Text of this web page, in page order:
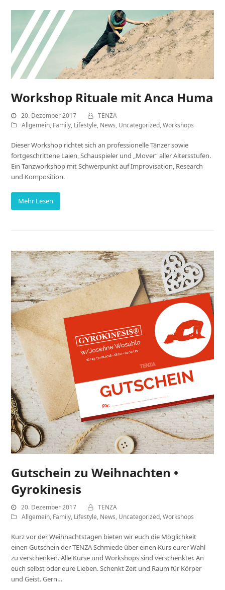
Workshop Rituale mit Anca Huma
20. Dezember 2017
TENZA
Allgemein, Family, Lifestyle, News, Uncategorized,Workshops
Dieser Workshop richtet sich an professionelle Tänzer sowie
fortgeschrittene Laien, Schauspieler und „Mover“ aller Altersstufen.
Ein Tanzworkshop mit Schwerpunkt auf Improvisation, Research
und Komposition.
Mehr Lesen
Gutschein zu Weihnachten •
Gyrokinesis
20. Dezember 2017
TENZA
Allgemein, Family, Lifestyle, News, Uncategorized,Workshops
Kurz vor der Weihnachtstagen bieten wir euch die Möglichkeit
einen Gutschein der TENZA Schmiede über einen Kurs eurer Wahl
zu verschenken. Alle Kurse und Workshops sind verschenkter. An
euch selbst oder eure Lieben. Schenkt Zeit und Raum für Körper
und Geist. Gern…